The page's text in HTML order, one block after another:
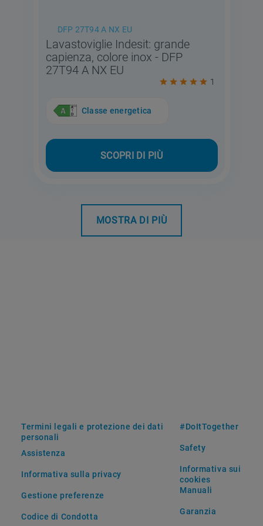
DFP 27T94 A NX EU
Lavastoviglie Indesit: grande
capienza, colore inox - DFP
27T94 A NX EU
1
Classe energetica
SCOPRI DI PIÙ
MOSTRA DI PIÙ
Termini legali e protezione dei dati
personali
Assistenza
Informativa sulla privacy
Gestione preferenze
Codice di Condotta
#DoItTogether
Safety
Informativa sui
cookies
Manuali
Garanzia